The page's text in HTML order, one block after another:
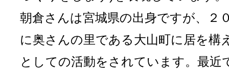
朝倉さんは宮城県の出身ですが、２
に奥さんの里である大山町に居を構
としての活動をされています。最近